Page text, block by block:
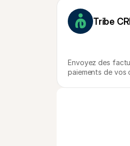
Tribe
Envoyez des
paiements de vos